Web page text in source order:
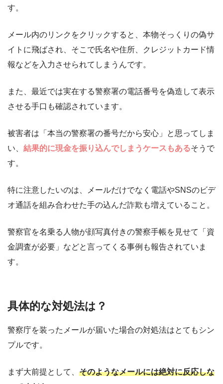
す。
メール内のリンクをクリックすると、本物そっくりの偽サ
イトに飛ばされ、そこで氏名や住所、クレジットカード情
報などを入力させられてしまうんです。
また、最近では実在する警察署の電話番号を偽造して表示
させる手口も確認されています。
被害者は「本当の警察署の番号だから安心」と思ってしま
い、 結果的に現金を振り込んでしまうケースもあるそうで
す。
特に注意したいのは、メールだけでなく電話やSNSのビデ
オ通話を組み合わせた手の込んだ詐欺も増えていること。
警察官を名乗る人物が顔写真付きの警察手帳を見せて「資
金調査が必要」などと言ってくる事例も報告されていま
す。
具体的な対処法は？
警察庁を装ったメールが届いた場合の対処法はとてもシン
プルです。
まず大前提として、 そのようなメールには絶対に反応しな